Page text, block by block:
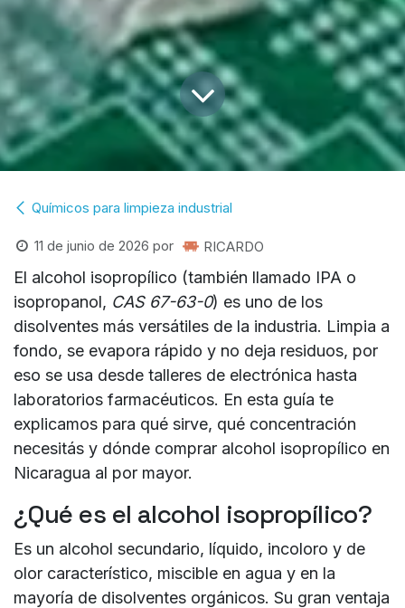
Químicos para limpieza industrial
11 de junio de 2026 por RICARDO
El alcohol isopropílico (también llamado IPA o
isopropanol, CAS 67-63-0) es uno de los
disolventes más versátiles de la industria. Limpia a
fondo, se evapora rápido y no deja residuos, por
eso se usa desde talleres de electrónica hasta
laboratorios farmacéuticos. En esta guía te
explicamos para qué sirve, qué concentración
necesitás y dónde comprar alcohol isopropílico en
Nicaragua al por mayor.
¿Qué es el alcohol isopropílico?
Es un alcohol secundario, líquido, incoloro y de
olor característico, miscible en agua y en la
mayoría de disolventes orgánicos. Su gran ventaja